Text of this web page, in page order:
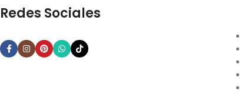
Redes Sociales